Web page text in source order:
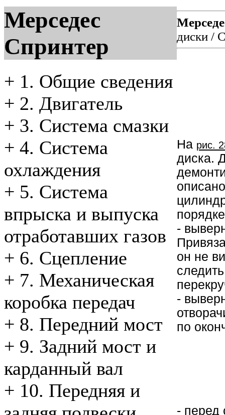
Мерседес
Спринтер
+ 1. Общие сведения
+ 2. Двигатель
+ 3. Система смазки
+ 4. Система
охлаждения
+ 5. Система
впрыска и выпуска
отработавших газов
+ 6. Сцепление
+ 7. Механическая
коробка передач
+ 8. Передний мост
+ 9. Задний мост и
карданный вал
+ 10. Передняя и
диски /
На рис.
диска.
-
он не
-
по
- перед